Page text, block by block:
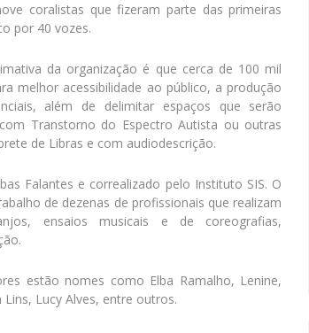
coralistas que fizeram parte das primeiras
por 40 vozes.
da organização é que cerca de 100 mil
melhor acessibilidade ao público, a produção
além de delimitar espaços que serão
Transtorno do Espectro Autista ou outras
de Libras e com audiodescrição.
Falantes e correalizado pelo Instituto SIS. O
de dezenas de profissionais que realizam
ensaios musicais e de coreografias,
estão nomes como Elba Ramalho, Lenine,
Lucy Alves, entre outros.